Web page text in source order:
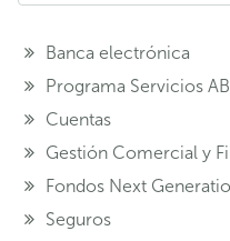
Banca electrónica
Programa Servicios
Cuentas
Gestión Comercial y
Fondos Next
Seguros